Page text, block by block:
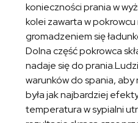
konieczności prania w
kolei zawarta w
gromadzeniem się
Dolna część pokrowca
nadaje się do
warunków do spania, aby
była jak najbardziej
temperatura w sypialni